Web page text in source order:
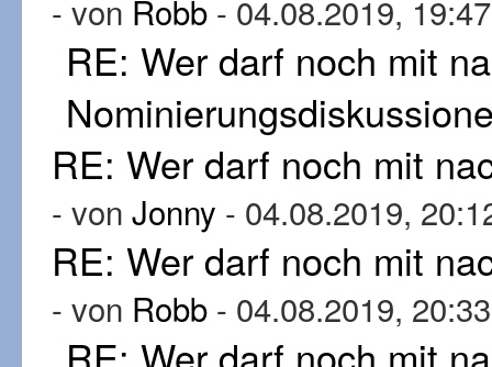
- von Robb - 04.08.2019, 19:47
RE: Wer darf noch mit
RE: Wer darf noch mit
- von Jonny - 04.08.2019,
RE: Wer darf noch mit
- von Robb - 04.08.2019, 20:33